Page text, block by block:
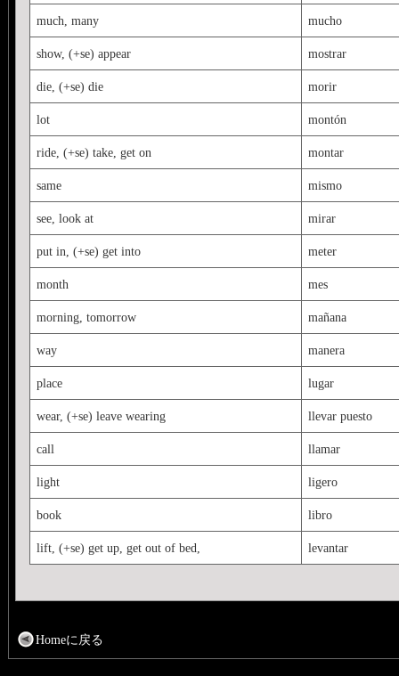
much, many mucho
show, (+se) appear mostrar
die, (+se) die morir
lot montón
ride, (+se) take, get on montar
same mismo
see, look at mirar
put in, (+se) get into meter
month mes
morning, tomorrow mañana
way manera
place lugar
wear, (+se) leave wearing llevar puesto
call llamar
light ligero
book libro
lift, (+se) get up, get out of bed, levantar
Homeに戻る